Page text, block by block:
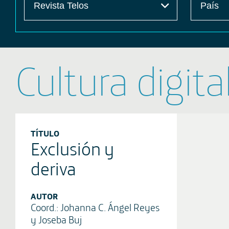
Cultura
TÍTULO
Exclusión y
deriva
AUTOR
Coord.: Johanna C. Ángel Reyes
y Joseba Buj